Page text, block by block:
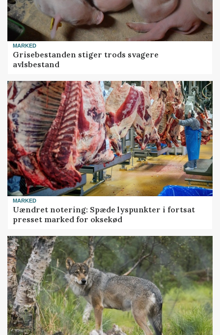
MARKED
Grisebestanden stiger trods svagere
avlsbestand
MARKED
Uændret notering: Spæde lyspunkter i fortsat
presset marked for oksekød